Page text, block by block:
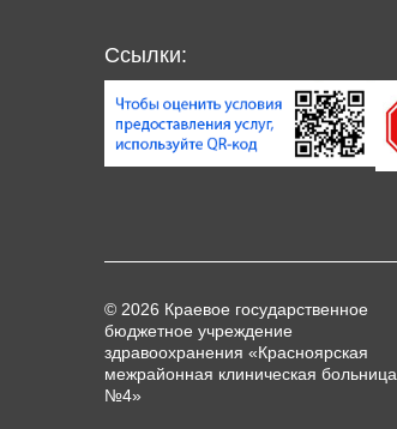
Ссылки:
© 2026 Краевое государственное
бюджетное учреждение
здравоохранения «Красноярская
межрайонная клиническая больница
№4»